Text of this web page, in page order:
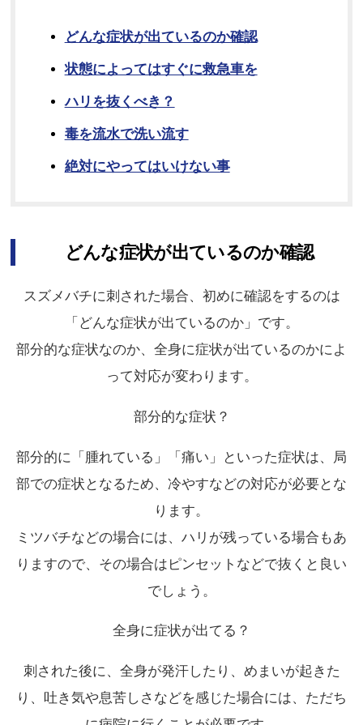
どんな症状が出ているのか確認
状態によってはすぐに救急車を
ハリを抜くべき？
毒を流水で洗い流す
絶対にやってはいけない事
どんな症状が出ているのか確認
スズメバチに刺された場合、初めに確認をするのは
「どんな症状が出ているのか」です。
部分的な症状なのか、全身に症状が出ているのかによ
って対応が変わります。
部分的な症状？
部分的に「腫れている」「痛い」といった症状は、局
部での症状となるため、冷やすなどの対応が必要とな
ります。
ミツバチなどの場合には、ハリが残っている場合もあ
りますので、その場合はピンセットなどで抜くと良い
でしょう。
全身に症状が出てる？
刺された後に、全身が発汗したり、めまいが起きた
り、吐き気や息苦しさなどを感じた場合には、ただち